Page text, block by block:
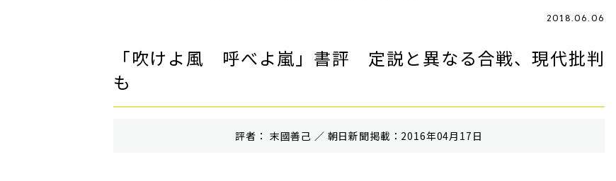
2018.06.06
「吹けよ風 呼べよ嵐」書評 定説と異なる合戦、現代批判
も
評者： 末國善己 ／ 朝⽇新聞掲載：2016年04月17日